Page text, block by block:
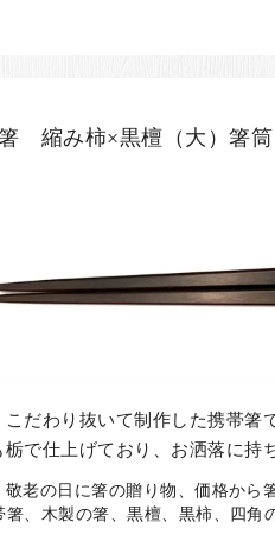
縮み柿×黒檀（大）箸筒
だわり抜いて制作した携帯箸
で仕上げており、お洒落に持
老の日に箸の贈り物、価格から
、木製の箸、黒檀、黒柿、四角